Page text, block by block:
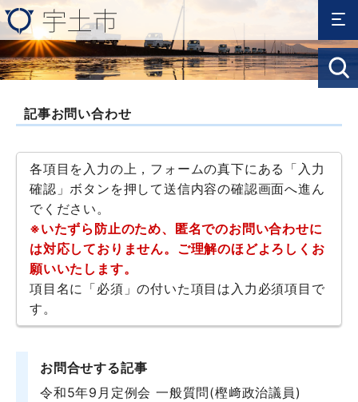
記事お問い合わせ
各項目を入力の上，フォームの真下にある「入力
確認」ボタンを押して送信内容の確認画面へ進ん
でください。
※いたずら防止のため、匿名でのお問い合わせに
は対応しておりません。ご理解のほどよろしくお
願いいたします。
項目名に「必須」の付いた項目は入力必須項目で
す。
お問合せする記事
令和5年9月定例会 一般質問(樫﨑政治議員)